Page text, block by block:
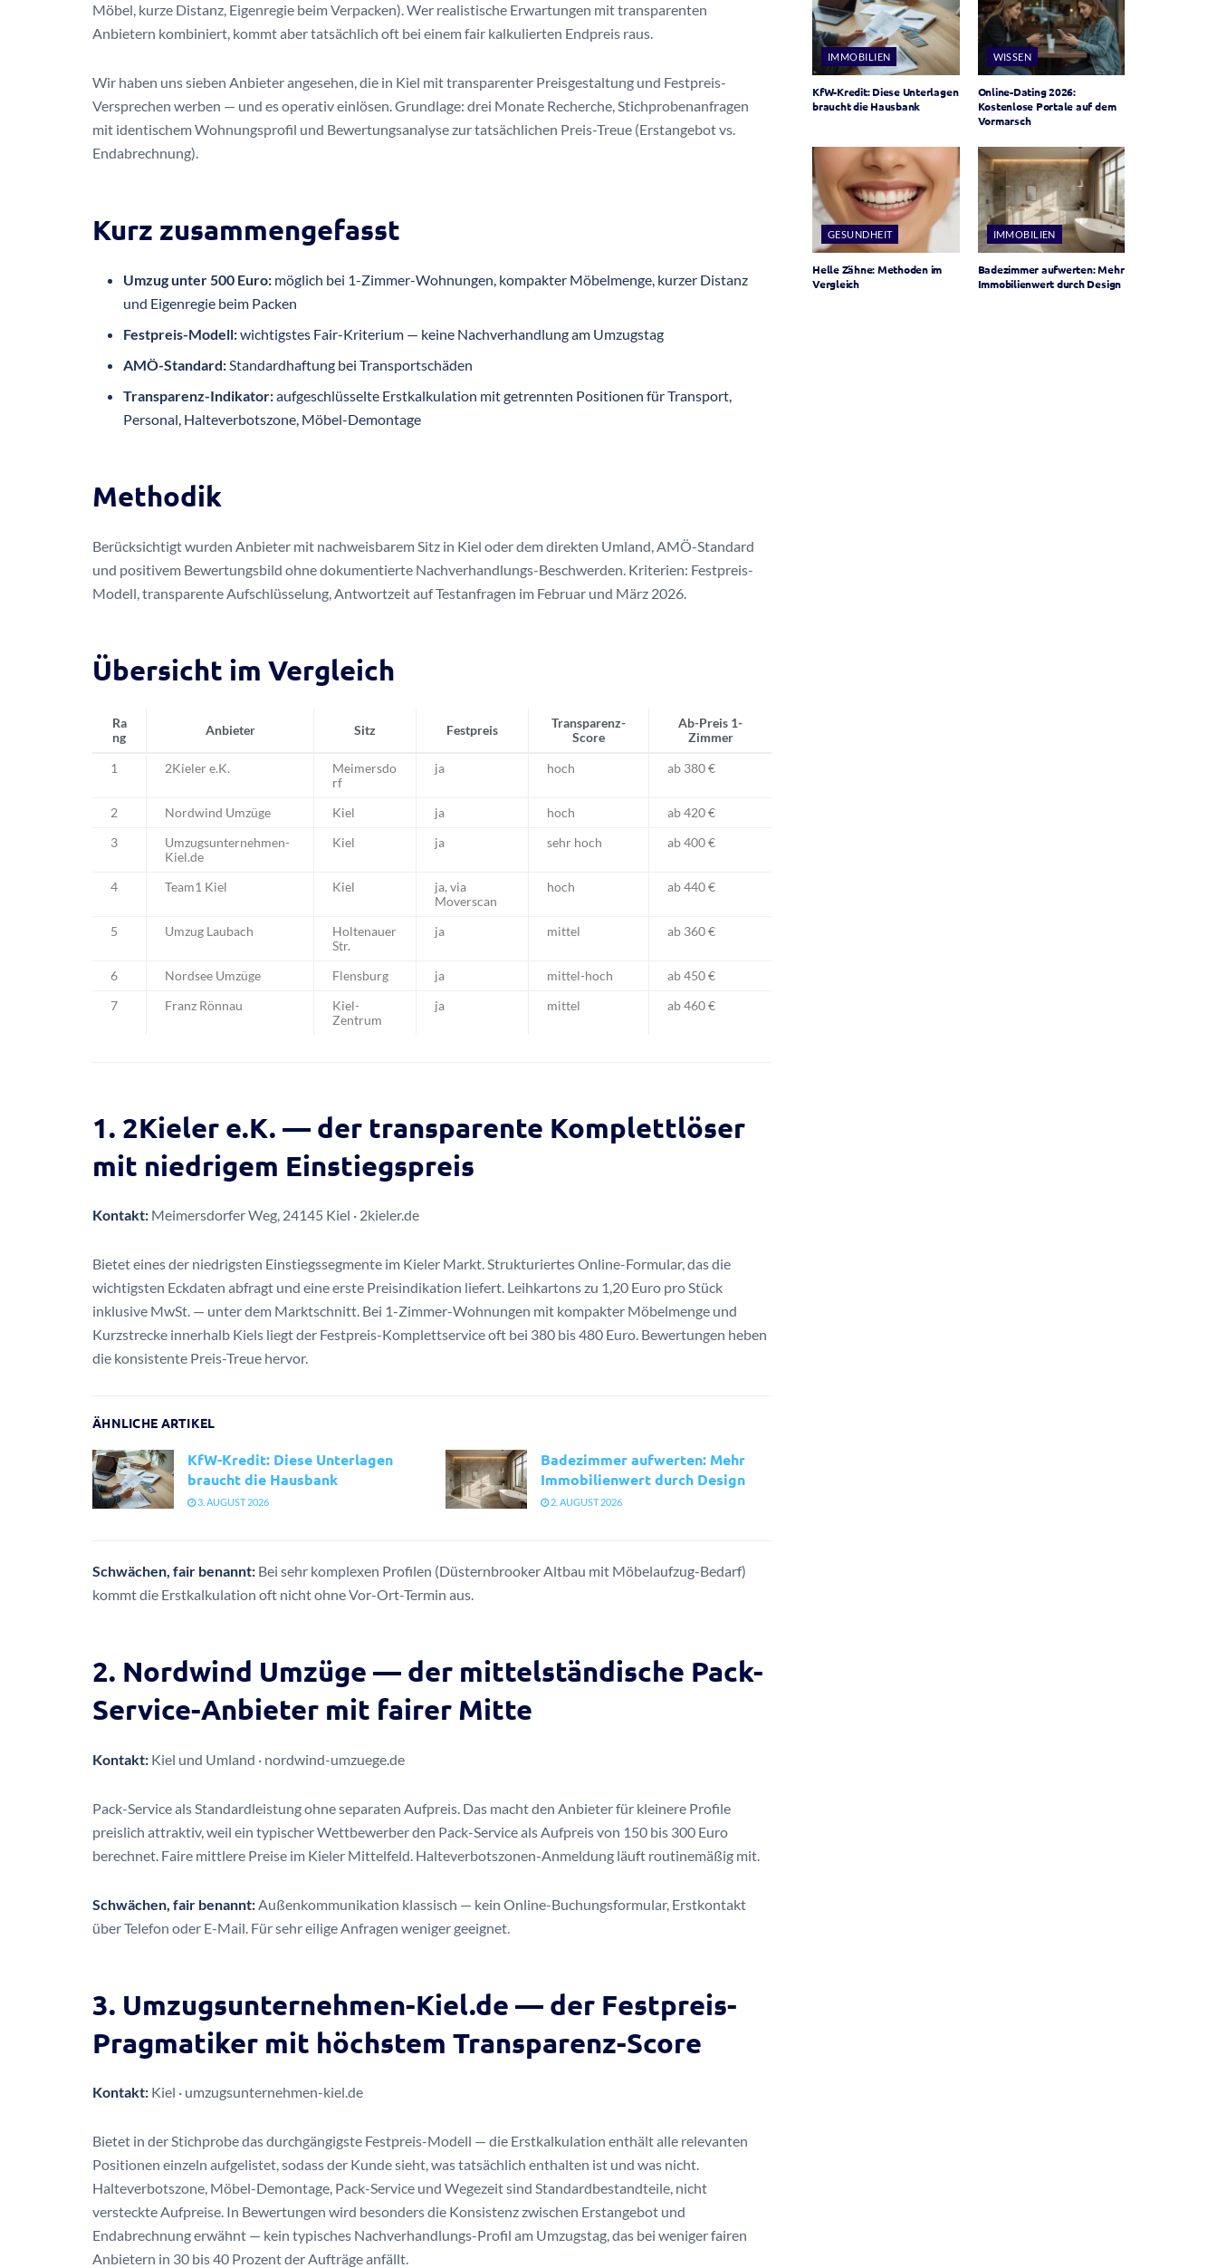
Möbel, kurze Distanz, Eigenregie beim Verpacken). Wer realistische Erwartungen mit transparenten
Anbietern kombiniert, kommt aber tatsächlich oft bei einem fair kalkulierten Endpreis raus.
Wir haben uns sieben Anbieter angesehen, die in Kiel mit transparenter Preisgestaltung und Festpreis-
Versprechen werben — und es operativ einlösen. Grundlage: drei Monate Recherche, Stichprobenanfragen
mit identischem Wohnungsprofil und Bewertungsanalyse zur tatsächlichen Preis-Treue (Erstangebot vs.
Endabrechnung).
Kurz zusammengefasst
Umzug unter 500 Euro: möglich bei 1-Zimmer-Wohnungen, kompakter Möbelmenge, kurzer Distanz
und Eigenregie beim Packen
Festpreis-Modell:wichtigstes Fair-Kriterium — keine Nachverhandlung am Umzugstag
AMÖ-Standard:Standardhaftung bei Transportschäden
Transparenz-Indikator:aufgeschlüsselte Erstkalkulation mit getrennten Positionen für Transport,
Personal, Halteverbotszone, Möbel-Demontage
Methodik
Berücksichtigt wurden Anbieter mit nachweisbarem Sitz in Kiel oder dem direkten Umland, AMÖ-Standard
und positivem Bewertungsbild ohne dokumentierte Nachverhandlungs-Beschwerden. Kriterien: Festpreis-
Modell, transparente Aufschlüsselung, Antwortzeit auf Testanfragen im Februar und März 2026.
Übersicht im Vergleich
Ra
ng
Anbieter Sitz Festpreis
Transparenz-
Score
Ab-Preis 1-
Zimmer
1 2Kieler e.K.
Meimersdo
rf
ja hoch ab 380 €
2 Nordwind Umzüge Kiel ja hoch ab 420 €
3
Umzugsunternehmen-
Kiel.de
Kiel ja sehr hoch ab 400 €
4 Team1 Kiel Kiel
ja, via
Moverscan
hoch ab 440 €
5 Umzug Laubach
Holtenauer
Str.
ja mittel ab 360 €
6 Nordsee Umzüge Flensburg ja mittel-hoch ab 450 €
7 Franz Rönnau
Kiel-
Zentrum
ja mittel ab 460 €
1. 2Kieler e.K. — der transparente Komplettlöser
mit niedrigem Einstiegspreis
Kontakt: Meimersdorfer Weg, 24145 Kiel · 2kieler.de
Bietet eines der niedrigsten Einstiegssegmente im Kieler Markt. Strukturiertes Online-Formular, das die
wichtigsten Eckdaten abfragt und eine erste Preisindikation liefert. Leihkartons zu 1,20 Euro pro Stück
inklusive MwSt. — unter dem Marktschnitt. Bei 1-Zimmer-Wohnungen mit kompakter Möbelmenge und
Kurzstrecke innerhalb Kiels liegt der Festpreis-Komplettservice oft bei 380 bis 480 Euro. Bewertungen heben
die konsistente Preis-Treue hervor.
ÄHNLICHE ARTIKEL
KfW-Kredit: Diese Unterlagen
braucht die Hausbank
3. AUGUST 2026
Badezimmer aufwerten: Mehr
Immobilienwert durch Design
2. AUGUST 2026
Schwächen, fair benannt: Bei sehr komplexen Profilen (Düsternbrooker Altbau mit Möbelaufzug-Bedarf)
kommt die Erstkalkulation oft nicht ohne Vor-Ort-Termin aus.
2. Nordwind Umzüge — der mittelständische Pack-
Service-Anbieter mit fairer Mitte
Kontakt: Kiel und Umland · nordwind-umzuege.de
Pack-Service als Standardleistung ohne separaten Aufpreis. Das macht den Anbieter für kleinere Profile
preislich attraktiv, weil ein typischer Wettbewerber den Pack-Service als Aufpreis von 150 bis 300 Euro
berechnet. Faire mittlere Preise im Kieler Mittelfeld. Halteverbotszonen-Anmeldung läuft routinemäßig mit.
Schwächen, fair benannt: Außenkommunikation klassisch — kein Online-Buchungsformular, Erstkontakt
über Telefon oder E-Mail. Für sehr eilige Anfragen weniger geeignet.
3. Umzugsunternehmen-Kiel.de — der Festpreis-
Pragmatiker mit höchstem Transparenz-Score
Kontakt: Kiel · umzugsunternehmen-kiel.de
Bietet in der Stichprobe das durchgängigste Festpreis-Modell — die Erstkalkulation enthält alle relevanten
Positionen einzeln aufgelistet, sodass der Kunde sieht, was tatsächlich enthalten ist und was nicht.
Halteverbotszone, Möbel-Demontage, Pack-Service und Wegezeit sind Standardbestandteile, nicht
versteckte Aufpreise. In Bewertungen wird besonders die Konsistenz zwischen Erstangebot und
Endabrechnung erwähnt — kein typisches Nachverhandlungs-Profil am Umzugstag, das bei weniger fairen
Anbietern in 30 bis 40 Prozent der Aufträge anfällt.
IMMOBILIEN
KfW-Kredit: Diese Unterlagen
braucht die Hausbank
WISSEN
Online-Dating 2026:
Kostenlose Portale auf dem
Vormarsch
GESUNDHEIT
Helle Zähne: Methoden im
Vergleich
IMMOBILIEN
Badezimmer aufwerten: Mehr
Immobilienwert durch Design